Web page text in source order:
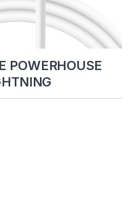
POWERHOUSE
10W USB A/LIGHTNING